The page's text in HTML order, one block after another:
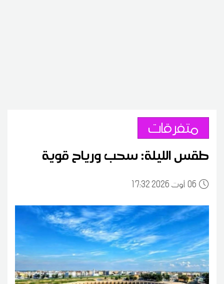
متفرقات
طقس الليلة: سحب ورياح قوية
0617:32 2026 أوت